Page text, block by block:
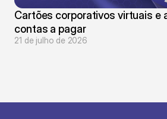
Cartões corporativos virtuais e
contas a pagar
21 de julho de 2026